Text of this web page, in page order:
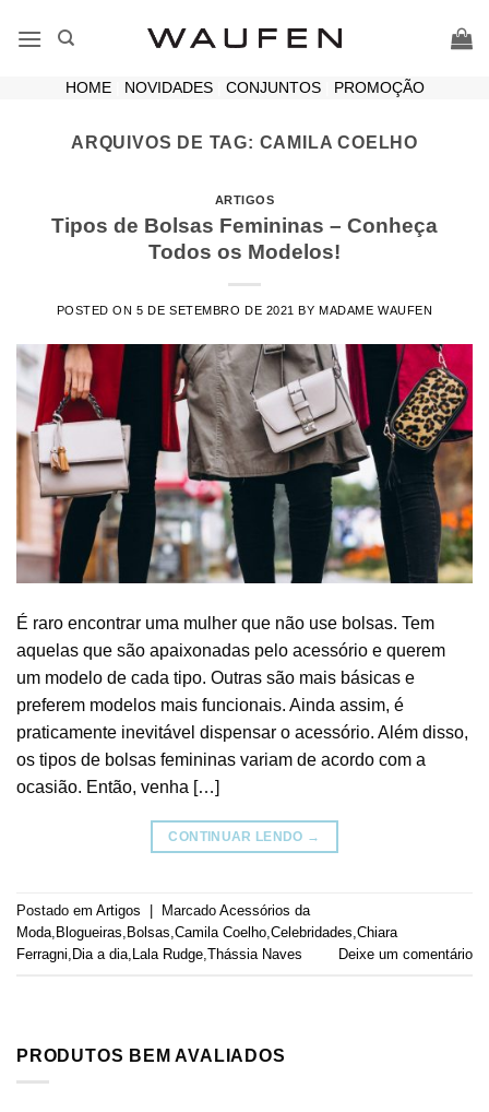
HOME| NOVIDADES| CONJUNTOS| PROMOÇÃO
ARQUIVOS DE TAG: CAMILA COELHO
ARTIGOS
Tipos de Bolsas Femininas – Conheça
Todos os Modelos!
POSTED ON5 DE SETEMBRO DE 2021 BYMADAME WAUFEN
É raro encontrar uma mulher que não use bolsas. Tem
aquelas que são apaixonadas pelo acessório e querem
um modelo de cada tipo. Outras são mais básicas e
preferem modelos mais funcionais. Ainda assim, é
praticamente inevitável dispensar o acessório. Além disso,
os tipos de bolsas femininas variam de acordo com a
ocasião. Então, venha […]
CONTINUAR LENDO →
Postado em Artigos Marcado Acessórios da
Moda, Blogueiras, Bolsas,Camila Coelho,Celebridades,Chiara
Ferragni, Dia a dia, Lala Rudge,Thássia Naves Deixe um comentário
PRODUTOS BEM AVALIADOS